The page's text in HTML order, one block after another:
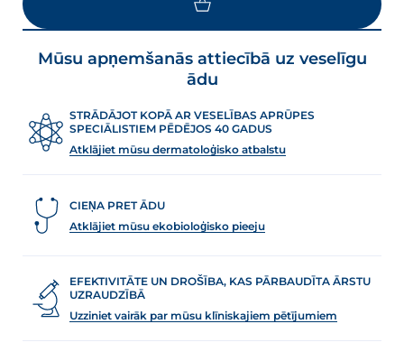
LOAD MORE
Mūsu apņemšanās attiecībā uz veselīgu
ādu
STRĀDĀJOT KOPĀ AR VESELĪBAS APRŪPES
SPECIĀLISTIEM PĒDĒJOS 40 GADUS
Atklājiet mūsu dermatoloģisko atbalstu
CIEŅA PRET ĀDU
Atklājiet mūsu ekobioloģisko pieeju
EFEKTIVITĀTE UN DROŠĪBA, KAS PĀRBAUDĪTA ĀRSTU
UZRAUDZĪBĀ
Uzziniet vairāk par mūsu klīniskajiem pētījumiem